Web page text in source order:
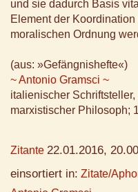
und sie dadurch Basis
Element der
moralischen Ordnung
(aus: »Gefängnishefte«)
~ Antonio Gramsci ~
italienischer
marxistischer Philosoph;
Zitante 22.01.2016, 20.00
einsortiert in: Zitate/